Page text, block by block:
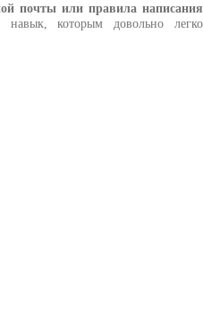
почты или правила написания
которым довольно легко